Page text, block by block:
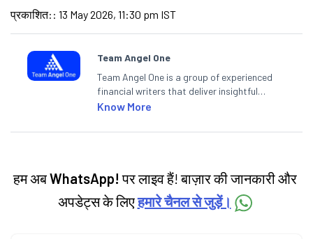
प्रकाशित: : 13 May 2026, 11:30 pm IST
Team Angel One
Team Angel One is a group of experienced
financial writers that deliver insightful
articles on the stock market, IPO, economy,
categories.
Know More
हम अबWhatsApp! पर लाइव हैं! बाज़ार की जानकारी और
अपडेट्स के लिएहमारे चैनल से जुड़ें।